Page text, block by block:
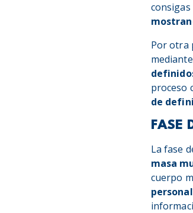
Por otra
proceso
de
FASE
La fase
masa
cuerpo